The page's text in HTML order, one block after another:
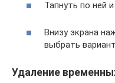
Тапнуть по ней
Внизу экрана
выбрать
Удаление